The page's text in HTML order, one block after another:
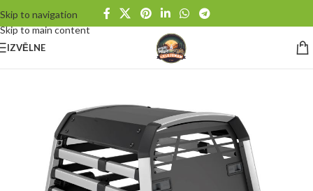
Skip to navigation
Skip to main content
IZVĒLNE